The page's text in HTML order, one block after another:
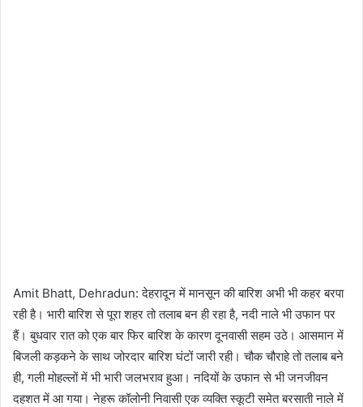
Amit Bhatt, Dehradun: देहरादून में मानसून की बारिश अभी भी कहर बरपा
रही है। भारी बारिश से पूरा शहर तो तलाब बन ही रहा है, नदी नाले भी उफान पर
हैं। बुधवार रात को एक बार फिर बारिश के कारण दूनवासी सहम उठे। आसमान में
बिजली कड़कने के साथ जोरदार बारिश घंटों जारी रही। चौक चौराहे तो तलाब बने
ही, गली मोहल्लों में भी भारी जलभराव हुआ। नदियों के उफान से भी जनजीवन
दहशत में आ गया। नेहरू कॉलोनी निवासी एक व्यक्ति स्कूटी समेत बरसाती नाले में